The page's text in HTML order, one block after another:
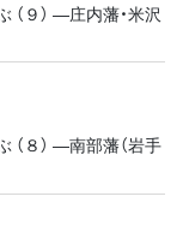
９） ―庄内藩・米沢
８） ―南部藩（岩手